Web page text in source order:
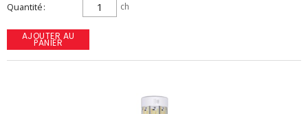
Quantité ch
AJOUTER AU
PANIER